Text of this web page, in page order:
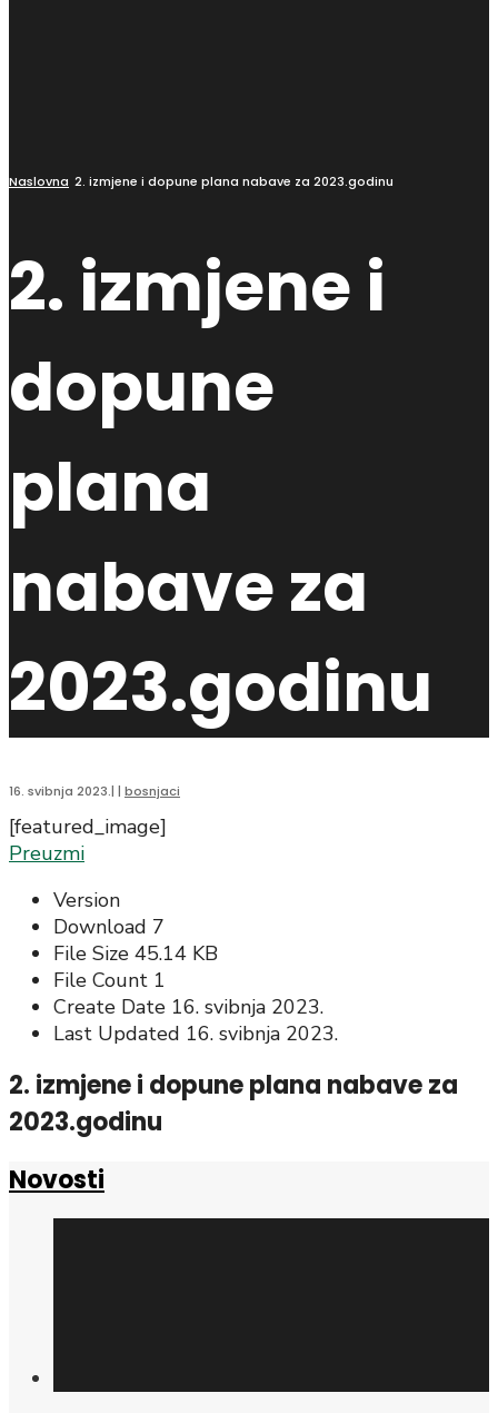
Naslovna 2. izmjene i dopune plana nabave za 2023.godinu
2. izmjene i
dopune
plana
nabave za
2023.godinu
16. svibnja 2023.| | bosnjaci
[featured_image]
Preuzmi
Version
Download 7
File Size 45.14 KB
File Count 1
Create Date 16. svibnja 2023.
Last Updated 16. svibnja 2023.
2. izmjene i dopune plana nabave za
2023.godinu
Novosti